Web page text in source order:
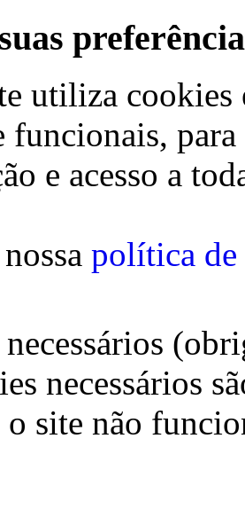
utiliza cookies
funcionais,
e acesso a
política de
necessários
o site não